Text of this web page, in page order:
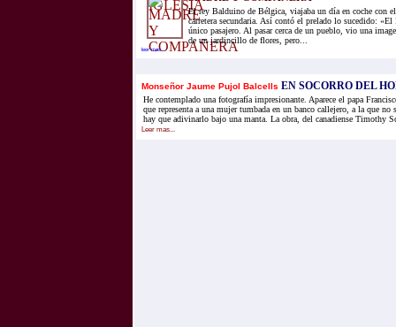
El rey Balduino de Bélgica, viajaba un día en coche con el
carretera secundaria. Así contó el prelado lo sucedido:
único pasajero. Al pasar cerca de un pueblo, vio una
de un jardincillo de flores, pero...
leer mas...
Monseñor Jaume Pujol Balcells EN SOCORRO DEL
He contemplado una fotografía impresionante. Aparece el papa
que representa a una mujer tumbada en un banco callejero, a la que no
hay que adivinarlo bajo una manta. La obra, del canadiense Timothy
Leer mas...